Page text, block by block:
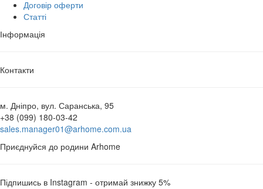
Договір оферти
Статті
Інформація
Контакти
м. Дніпро, вул. Саранська, 95
+38 (099) 180-03-42
sales.manager01@arhome.com.ua
Приєднуйся до родини Arhome
Підпишись в Instagram - отримай знижку 5%